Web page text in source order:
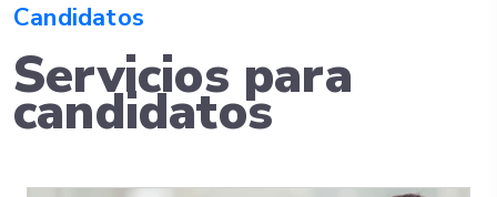
Candidatos
Servicios para
candidatos